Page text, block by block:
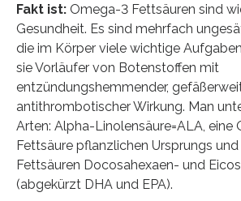
Fakt ist: Omega-3 Fettsäuren sind
Gesundheit. Es sind mehrfach
die im Körper viele wichtige
sie Vorläufer von Botenstoffen mit
entzündungshemmender,
antithrombotischer Wirkung. Man
Arten: Alpha-Linolensäure=ALA, eine
Fettsäure pflanzlichen Ursprungs
Fettsäuren Docosahexaen- und
(abgekürzt DHA und EPA).